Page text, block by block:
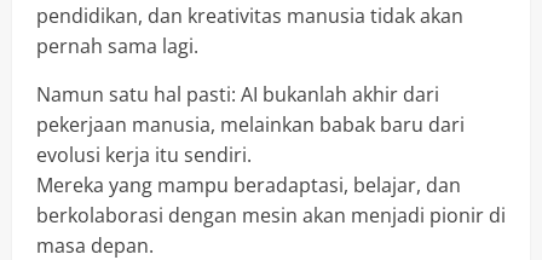
pendidikan, dan kreativitas manusia tidak akan
pernah sama lagi.
Namun satu hal pasti: AI bukanlah akhir dari
pekerjaan manusia, melainkan babak baru dari
evolusi kerja itu sendiri.
Mereka yang mampu beradaptasi, belajar, dan
berkolaborasi dengan mesin akan menjadi pionir di
masa depan.